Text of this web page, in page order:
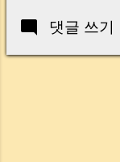
사실은 ‘구조’
서 오늘은 잔
는지, 왜 사고
드리겠습니다
댓글 쓰기